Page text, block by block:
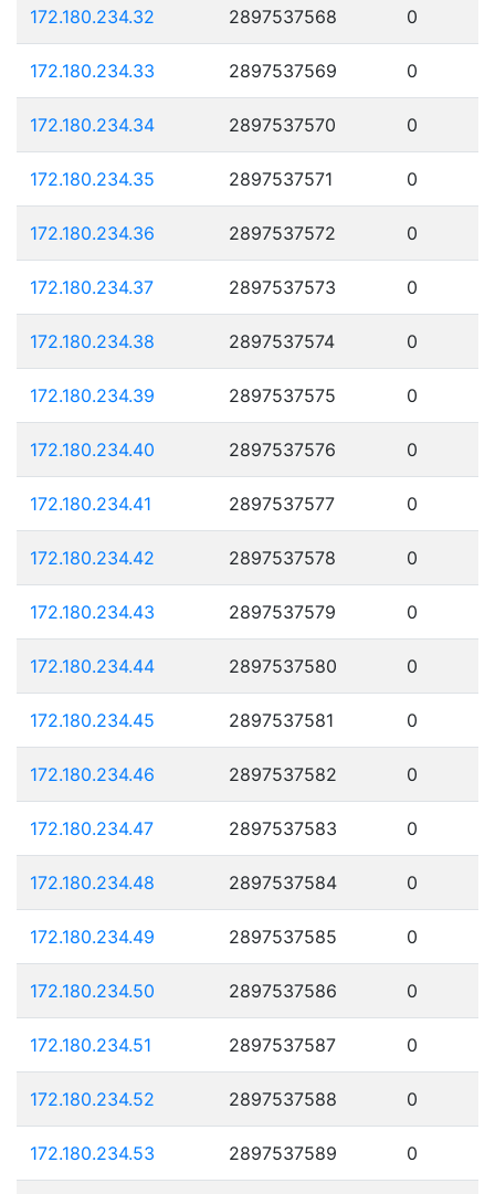
172.180.234.32 2897537568 0
172.180.234.33 2897537569 0
172.180.234.34 2897537570 0
172.180.234.35 2897537571 0
172.180.234.36 2897537572 0
172.180.234.37 2897537573 0
172.180.234.38 2897537574 0
172.180.234.39 2897537575 0
172.180.234.40 2897537576 0
172.180.234.41 2897537577 0
172.180.234.42 2897537578 0
172.180.234.43 2897537579 0
172.180.234.44 2897537580 0
172.180.234.45 2897537581 0
172.180.234.46 2897537582 0
172.180.234.47 2897537583 0
172.180.234.48 2897537584 0
172.180.234.49 2897537585 0
172.180.234.50 2897537586 0
172.180.234.51 2897537587 0
172.180.234.52 2897537588 0
172.180.234.53 2897537589 0